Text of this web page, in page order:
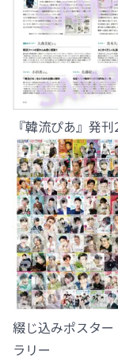
『韓流ぴあ』発
綴じ込みポスタ
ラリー